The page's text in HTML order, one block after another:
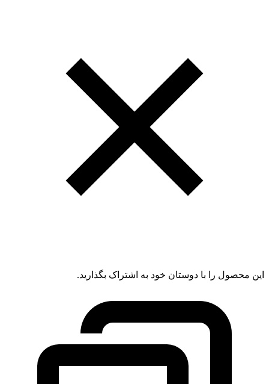
این محصول را با دوستان خود به اشتراک بگذارید.